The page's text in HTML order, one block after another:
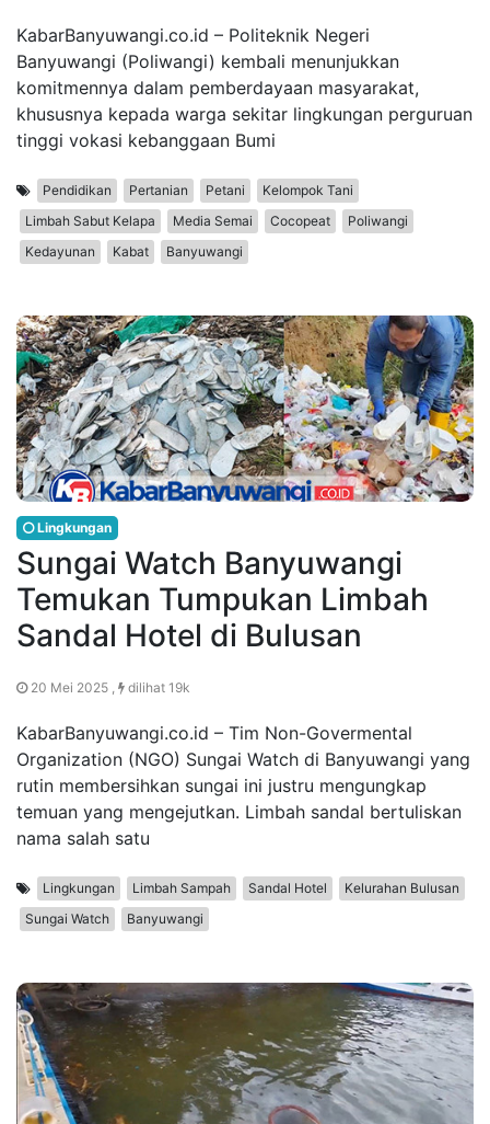
KabarBanyuwangi.co.id – Politeknik Negeri
Banyuwangi (Poliwangi) kembali menunjukkan
komitmennya dalam pemberdayaan masyarakat,
khususnya kepada warga sekitar lingkungan perguruan
tinggi vokasi kebanggaan Bumi
Pendidikan Pertanian Petani
Kelompok Tani
Limbah Sabut Kelapa
Media Semai Cocopeat
Poliwangi
Kedayunan
Kabat Banyuwangi
Lingkungan
Sungai Watch Banyuwangi
Temukan Tumpukan Limbah
Sandal Hotel di Bulusan
20 Mei 2025 , dilihat 19k
KabarBanyuwangi.co.id – Tim Non-Govermental
Organization (NGO) Sungai Watch di Banyuwangi yang
rutin membersihkan sungai ini justru mengungkap
temuan yang mengejutkan. Limbah sandal bertuliskan
nama salah satu
Lingkungan Limbah Sampah Sandal Hotel
Kelurahan Bulusan
Sungai Watch
Banyuwangi